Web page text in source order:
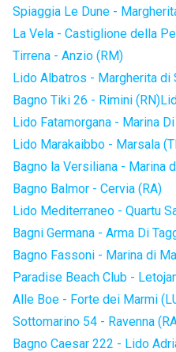
Spiaggia Le Dune -
La Vela - Castiglione della
Tirrena - Anzio (RM)
Lido Albatros - Margherita di
Bagno Tiki 26 - Rimini (RN)
Lido Fatamorgana - Marina
Lido Marakaibbo - Marsala
Bagno la Versiliana - Marina
Bagno Balmor - Cervia (RA)
Lido Mediterraneo - Quartu
Bagni Germana - Arma Di
Bagno Fassoni - Marina di
Paradise Beach Club -
Alle Boe - Forte dei Marmi
Sottomarino 54 - Ravenna
Bagno Caesar 222 - Lido